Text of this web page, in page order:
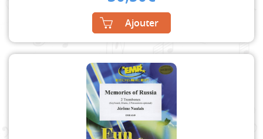
Ajouter